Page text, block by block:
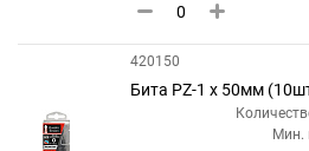
420150
Бита РZ-1 х 50мм
Мин.